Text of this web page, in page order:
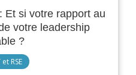
Et si votre rapport au
votre leadership
?
RSE